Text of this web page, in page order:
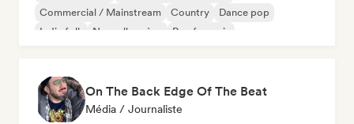
Commercial / Mainstream
Country
Dance pop
Indie folk
Nouvelle scène Rap francais
On The Back Edge Of The Beat
Média / Journaliste